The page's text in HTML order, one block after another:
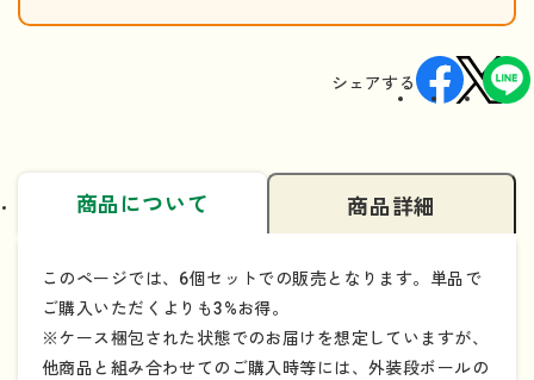
シェアする
商品について 商品詳細
このページでは、6個セットでの販売となります。単品で
ご購入いただくよりも3%お得。
※ケース梱包された状態でのお届けを想定していますが、
他商品と組み合わせてのご購入時等には、外装段ボールの